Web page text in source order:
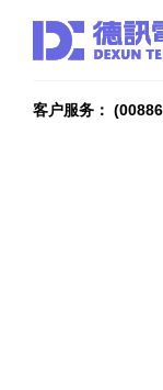
客户服务：